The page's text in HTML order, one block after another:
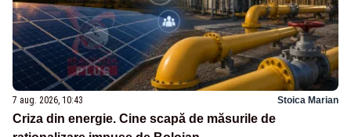
7 aug. 2026, 10:43 Stoica Marian
Criza din energie. Cine scapă de măsurile de